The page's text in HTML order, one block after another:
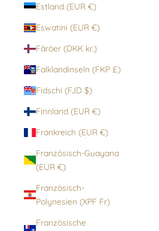
Estland (EUR €)
Eswatini (EUR €)
Färöer (DKK kr.)
Falklandinseln (FKP £)
Fidschi (FJD $)
Finnland (EUR €)
Frankreich (EUR €)
Französisch-Guayana
(EUR €)
Französisch-
Polynesien (XPF Fr)
Französische